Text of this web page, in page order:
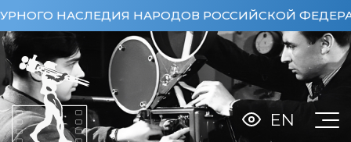
НАСЛЕДИЯ НАРОДОВ РОССИЙСКОЙ
EN